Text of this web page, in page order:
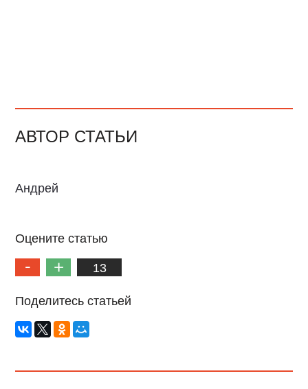
АВТОР СТАТЬИ
Андрей
Оцените статью
13
Поделитесь статьей